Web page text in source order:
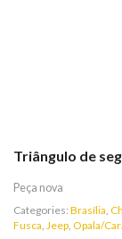
Triângulo de
Peça nova
Categories: Brasília,
Fusca, Jeep, Opala/